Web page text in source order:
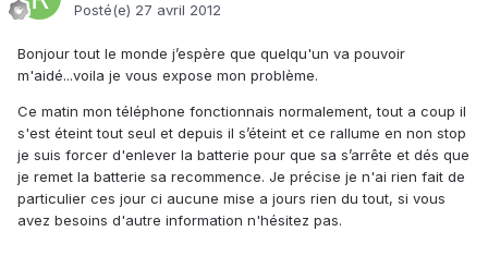
Posté(e) 27 avril 2012
Bonjour tout le monde j’espère que quelqu'un va pouvoir
m'aidé...voila je vous expose mon problème.
Ce matin mon téléphone fonctionnais normalement, tout a coup il
s'est éteint tout seul et depuis il s’éteint et ce rallume en non stop
je suis forcer d'enlever la batterie pour que sa s’arrête et dés que
je remet la batterie sa recommence. Je précise je n'ai rien fait de
particulier ces jour ci aucune mise a jours rien du tout, si vous
avez besoins d'autre information n'hésitez pas.